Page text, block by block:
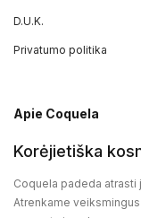
D.U.K.
Privatumo politika
Apie Coquela
Korėjietiška
Coquela padeda
Atrenkame